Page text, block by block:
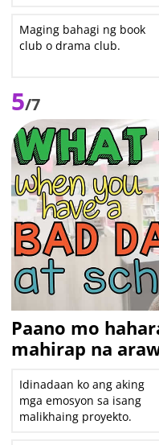
Maging bahagi ng book
club o drama club.
5/7
Paano mo
mahirap na
Idinadaan ko ang aking
mga emosyon sa isang
malikhaing proyekto.